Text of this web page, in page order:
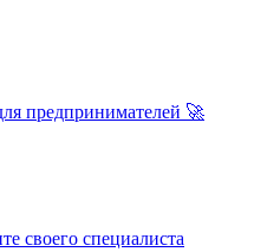
предпринимателей 🚀
своего специалиста